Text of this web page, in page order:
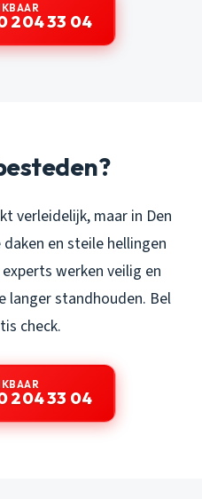
204 33 04
verleidelijk, maar in Den
en steile hellingen
werken veilig en
langer standhouden. Bel
check.
204 33 04